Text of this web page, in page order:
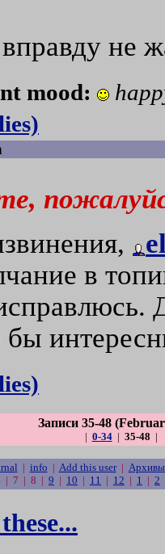
не
mood:
в
бы
Записи 35-48
| 0-34| 35-48 |
| info | Add this user|
| 7 | 8 | 9 | 10 | 11 | 12 | 1 | 2